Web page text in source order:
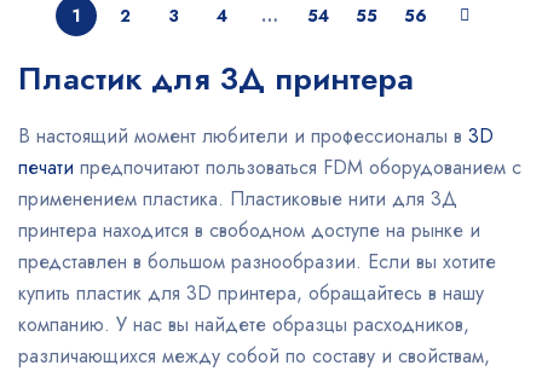
1 2 3 4 … 54 55 56
Пластик для 3Д принтера
В настоящий момент любители и профессионалы в 3D
печати предпочитают пользоваться FDM оборудованием с
применением пластика. Пластиковые нити для 3Д
принтера находится в свободном доступе на рынке и
представлен в большом разнообразии. Если вы хотите
купить пластик для 3D принтера, обращайтесь в нашу
компанию. У нас вы найдете образцы расходников,
различающихся между собой по составу и свойствам,